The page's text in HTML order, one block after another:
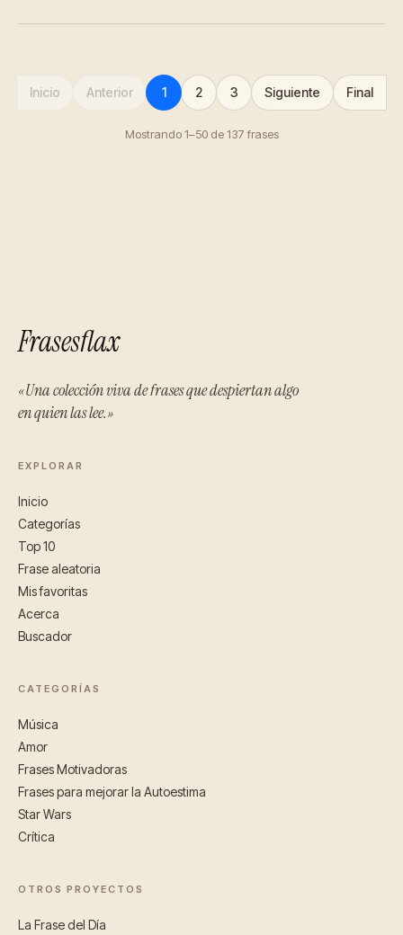
Inicio Anterior 1 2 3 Siguiente Final
Mostrando 1–50 de 137 frases
Frasesflax
«Una colección viva de frases que despiertan algo
en quien las lee.»
EXPLORAR
Inicio
Categorías
Top 10
Frase aleatoria
Mis favoritas
Acerca
Buscador
CATEGORÍAS
Música
Amor
Frases Motivadoras
Frases para mejorar la Autoestima
Star Wars
Crítica
OTROS PROYECTOS
La Frase del Día